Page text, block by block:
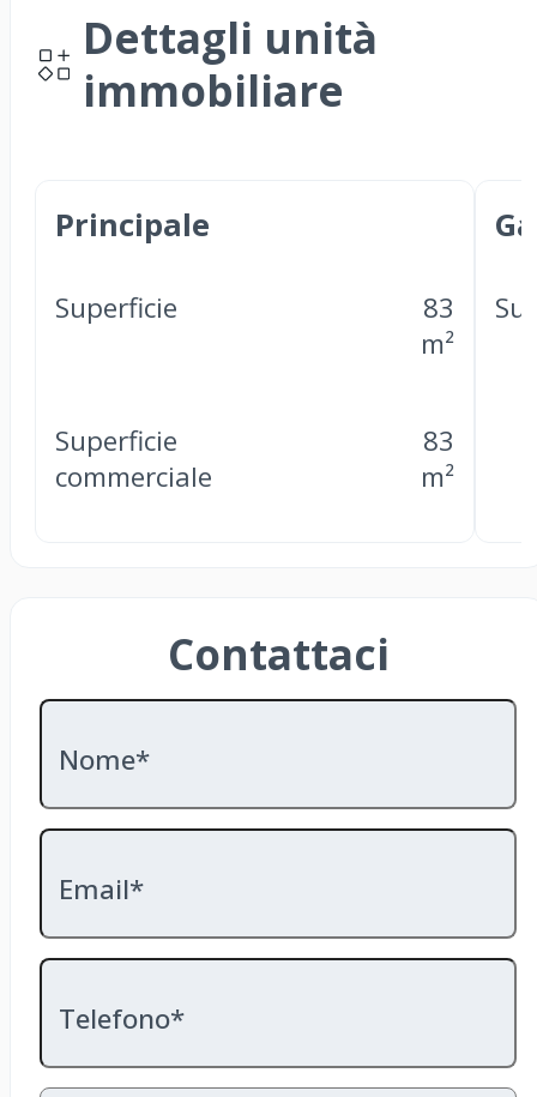
Dettagli unità
immobiliare
Principale
Superficie
83
m²
Superficie
commerciale
83
m²
Contattaci
Nome*
Email*
Telefono*